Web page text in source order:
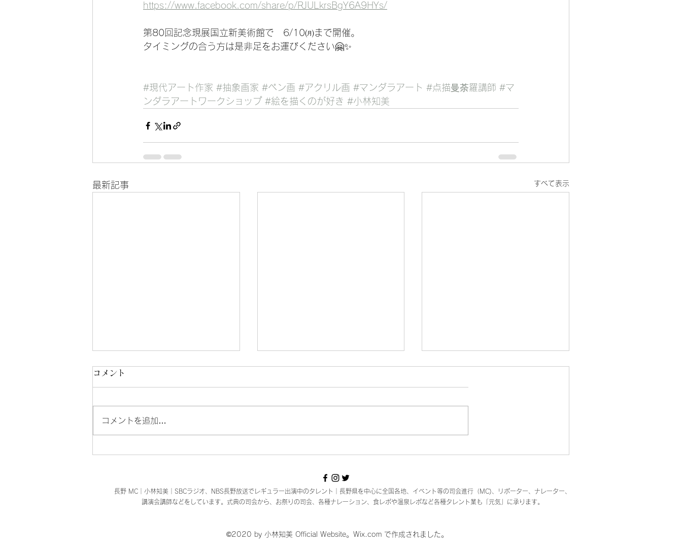
https://www.facebook.com/share/p/RJULkrsBgY6A9HYs/
第80回記念現展国立新美術館で   6/10㈪まで開催。
タイミングの合う方は是非足をお運びください🤗✨
#現代アート作家 #抽象画家 #ペン画 #アクリル画 #マンダラアート #点描曼荼羅講師 #マ
ンダラアートワークショップ #絵を描くのが好き #小林知美
最新記事 すべて表示
イオンモール須坂情報
【枕探し🟡ズボキレ】
コメント
コメントを追加…
長野 MC｜小林知美｜SBCラジオ、NBS長野放送でレギュラー出演中のタレント｜長野県を中心に全国各地、イベント等の司会進行（MC)、リポーター、ナレーター、
講演会講師などをしています。式典の司会から、お祭りの司会、各種ナレーション、食レポや温泉レポなど各種タレント業も「元気」に承ります。
©2020 by 小林知美 Official Website。Wix.com で作成されました。